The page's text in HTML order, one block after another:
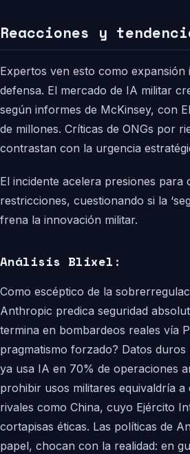
Reacciones y
Expertos ven esto como expansión
defensa. El mercado de IA militar
según informes de McKinsey, con
de millones. Críticas de ONGs por
contrastan con la urgencia
El incidente acelera presiones para
restricciones, cuestionando si la
frena la innovación militar.
Análisis Blixel:
Como escéptico de la
Anthropic predica seguridad
termina en bombardeos reales vía
pragmatismo forzado? Datos
ya usa IA en 70% de operaciones
prohibir usos militares equivaldría a
rivales como China, cuyo Ejército
cortapisas éticas. Las políticas de
papel, chocan con la realidad: en